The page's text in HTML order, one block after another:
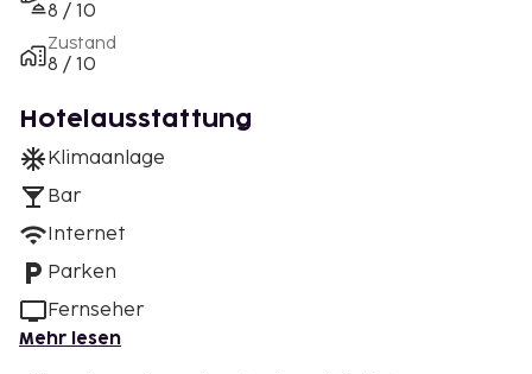
8 / 10
Zustand
8 / 10
Hotelausstattung
Klimaanlage
Bar
Internet
Parken
Fernseher
Mehr lesen